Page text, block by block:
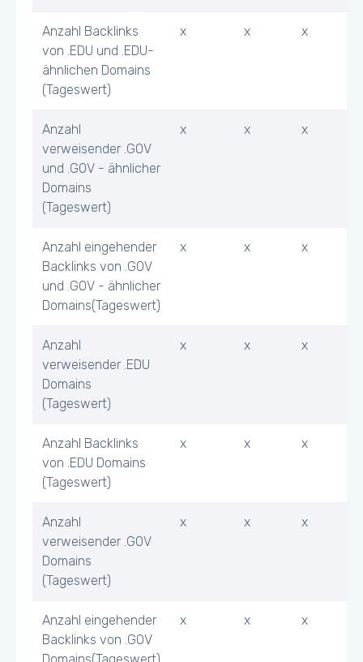
Anzahl Backlinks
von .EDU und .EDU-
ähnlichen Domains
(Tageswert)
x x x
Anzahl
verweisender .GOV
und .GOV - ähnlicher
Domains
(Tageswert)
x x x
Anzahl eingehender
Backlinks von .GOV
und .GOV - ähnlicher
Domains(Tageswert)
x x x
Anzahl
verweisender .EDU
Domains
(Tageswert)
x x x
Anzahl Backlinks
von .EDU Domains
(Tageswert)
x x x
Anzahl
verweisender .GOV
Domains
(Tageswert)
x x x
Anzahl eingehender
Backlinks von .GOV
x x x